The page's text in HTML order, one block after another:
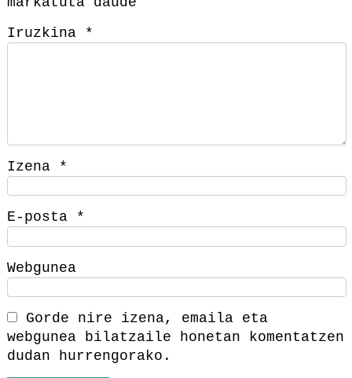
Iruzkina
*
Izena *
E-posta *
Webgunea
Gorde nire izena, emaila eta
webgunea bilatzaile honetan komentatzen
dudan hurrengorako.